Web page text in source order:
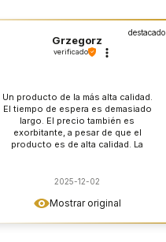
Mostrar original
destacado
Grzegorz
verificado
Un producto de la más alta calidad.
El tiempo de espera es demasiado
largo. El precio también es
exorbitante, a pesar de que el
producto es de alta calidad. La
del producto. Vivo
que no sé cómo funciona en
acelerar la entrega y bajar el
2025-12-02